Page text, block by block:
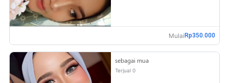
Mulai Rp350.000
sebagai mua
Terjual 0